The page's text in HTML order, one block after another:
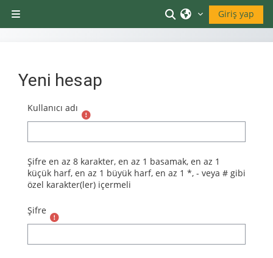
Arama girişini
Giriş yap
Yeni hesap
Kullanıcı adı
Şifre en az 8 karakter, en az 1 basamak, en az 1
küçük harf, en az 1 büyük harf, en az 1 *, - veya # gibi
özel karakter(ler) içermeli
Şifre